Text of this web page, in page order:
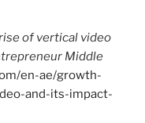
of vertical video
Middle
en-ae/growth-
and-its-impact-